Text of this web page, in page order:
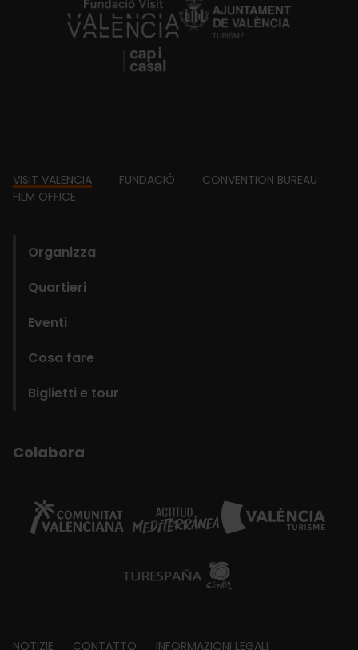
https://fundacion.visitvalencia.com/
Footer
VISIT VALENCIA FUNDACIÓ
CONVENTION BUREAU
FILM OFFICE
Organizza
Quartieri
Eventi
Cosa fare
Biglietti e tour
Colabora
NOTIZIE CONTATTO INFORMAZIONI LEGALI